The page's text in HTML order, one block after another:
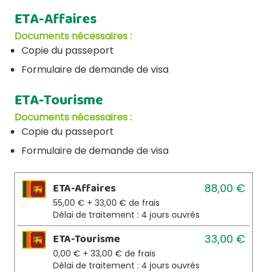
ETA-Affaires
Documents nécessaires :
Copie du passeport
Formulaire de demande de visa
ETA-Tourisme
Documents nécessaires :
Copie du passeport
Formulaire de demande de visa
ETA-Affaires 88,00 €
55,00 € + 33,00 € de frais
Délai de traitement : 4 jours ouvrés
ETA-Tourisme 33,00 €
0,00 € + 33,00 € de frais
Délai de traitement : 4 jours ouvrés